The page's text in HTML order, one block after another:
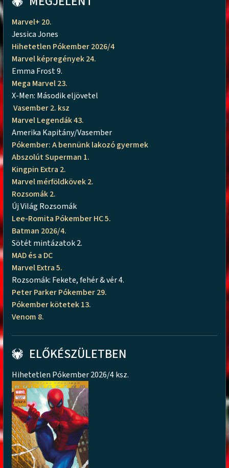
Marvel+ 20.
Jessica Jones
Hihetetlen Pókember 2026/4
Marvel képregények 24.
Emma Frost 9.
Mega Marvel 23.
X-Men: Második eljövetel
Vasember 2. ksz
Marvel Legendák 43.
Amerika Kapitány/Vasember
Pókember: A bennünk lakozó gyermek
Abszolút Superman 1.
Kingpin Extra 2.
Marvel mérföldkövek 2.
Rozsomák 2.
Új Világ Rozsomák
Lee-Romita Pókember HC 5.
Batman 2026/4.
Sötét mintázatok 2.
MAD és a DC
Marvel Extra 5.
Rozsomák: Fekete, fehér & vér 4.
Peter Parker Pókember 29.
Pókember kötetek 13.
Venom 8.
ELŐKÉSZÜLETBEN
Hihetetlen Pókember 2026/4 ksz.